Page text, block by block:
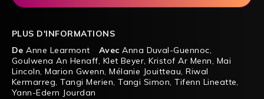
PLUS D'INFORMATIONS
De Anne Learmont Avec Anna Duval-Guennoc,
Goulwena An Henaff, Klet Beyer,Kristof Ar Menn, Mai
Lincoln,Marion Gwenn,Mélanie Jouitteau,Riwal
Kermarreg,Tangi Merien,Tangi Simon,Tifenn Lineatte,
Yann-Edern Jourdan